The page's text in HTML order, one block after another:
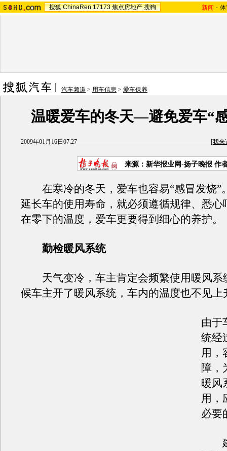
搜狐 ChinaRen 17173 焦点房地产 搜狗 新闻 -
汽车频道 > 用车信息 > 爱车保养
温暖爱车的冬天—避免爱车“
2009年01月16日07:27 [我来
来源：新华报业网-扬子晚报 作
在寒冷的冬天，爱车也容易“感冒发烧”
延长车的使用寿命，就必须遵循规律、悉心
在零下的温度，爱车更要得到细心的养护。
勤检暖风系统
天气变冷，车主肯定会频繁使用暖风系
候车主开了暖风系统，车内的温度也不见上
由于
统经
用，
障，
暖风
用，
必要
建